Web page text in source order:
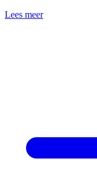
Lees meer